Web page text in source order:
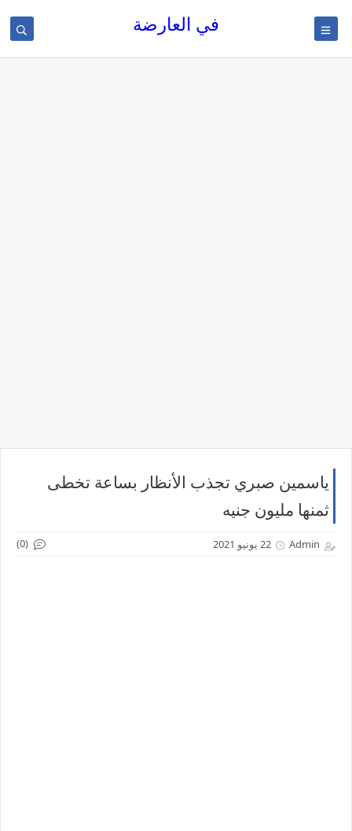
في العارضة
ياسمين صبري تجذب الأنظار بساعة تخطى
ثمنها مليون جنيه
Admin 22 يونيو 2021 (0)